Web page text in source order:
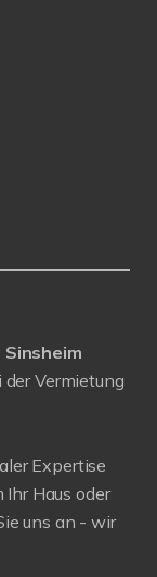
Sinsheim
Vermietung
Expertise
Haus oder
uns an - wir